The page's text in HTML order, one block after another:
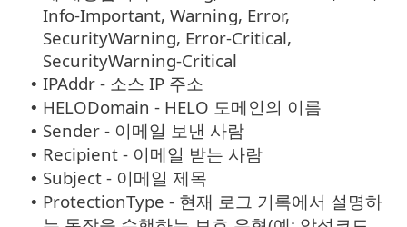
Info-Important, Warning, Error,
SecurityWarning, Error-Critical,
SecurityWarning-Critical
• IPAddr - 소스 IP 주소
• HELODomain - HELO 도메인의 이름
• Sender - 이메일 보낸 사람
• Recipient - 이메일 받는 사람
• Subject - 이메일 제목
• ProtectionType - 현재 로그 기록에서 설명하